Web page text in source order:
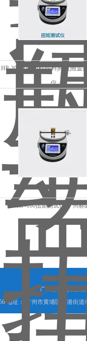
HP-200通用|塑料|饮料|药瓶|瓶盖
仪
HP-100扭矩测试仪-广州标
广州标际包装设
地址： 广州市黄埔区夏港街